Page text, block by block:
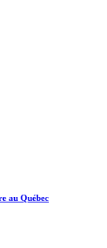
au Québec